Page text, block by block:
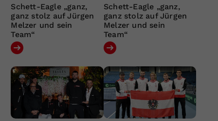
Schett-Eagle „ganz,
ganz stolz auf Jürgen
Melzer und sein
Team“
Schett-Eagle „ganz,
ganz stolz auf Jürgen
Melzer und sein
Team“